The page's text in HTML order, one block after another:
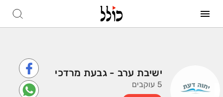
ישיבת ערב - גבעת מרדכי
5 עוקבים